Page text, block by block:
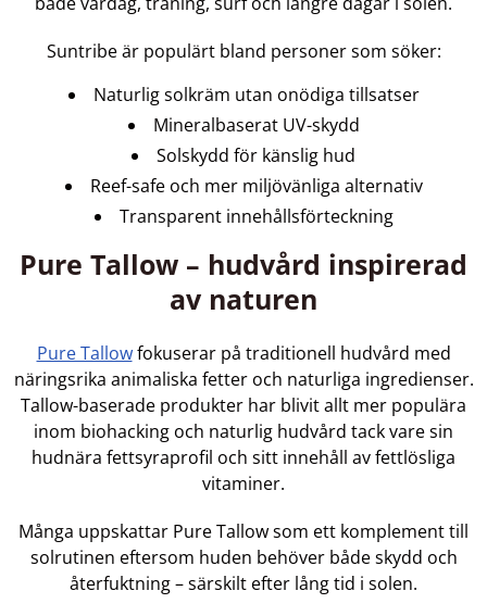
Suntribe är populärt bland personer som söker:
Naturlig solkräm utan onödiga tillsatser
Mineralbaserat UV-skydd
Solskydd för känslig hud
Reef-safe och mer miljövänliga alternativ
Transparent innehållsförteckning
Pure Tallow – hudvård inspirerad
av naturen
Pure Tallowfokuserar på traditionell hudvård med
näringsrika animaliska fetter och naturliga ingredienser.
Tallow-baserade produkter har blivit allt mer populära
inom biohacking och naturlig hudvård tack vare sin
hudnära fettsyraprofil och sitt innehåll av fettlösliga
vitaminer.
Många uppskattar Pure Tallow som ett komplement till
solrutinen eftersom huden behöver både skydd och
återfuktning – särskilt efter lång tid i solen.